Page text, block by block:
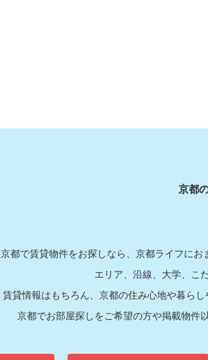
京都
京都で賃貸物件をお探しなら、京都ライフに
エリア、沿線、大学、こ
賃貸情報はもちろん、京都の住み心地や暮ら
京都でお部屋探しをご希望の方や掲載物件